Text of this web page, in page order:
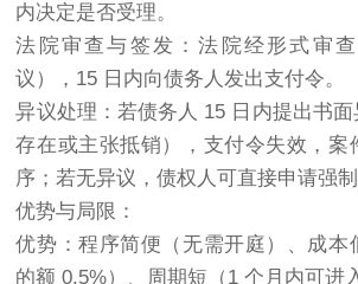
内决定是否受理。
法院审查与签发：法院经形式审
议），15 日内向债务人发出支付令。
异议处理：若债务人 15 日内提出书
存在或主张抵销），支付令失效，案
序；若无异议，债权人可直接申请强制
优势与局限：
优势：程序简便（无需开庭）、成本
的额 0.5%）、周期短（1 个月内可进